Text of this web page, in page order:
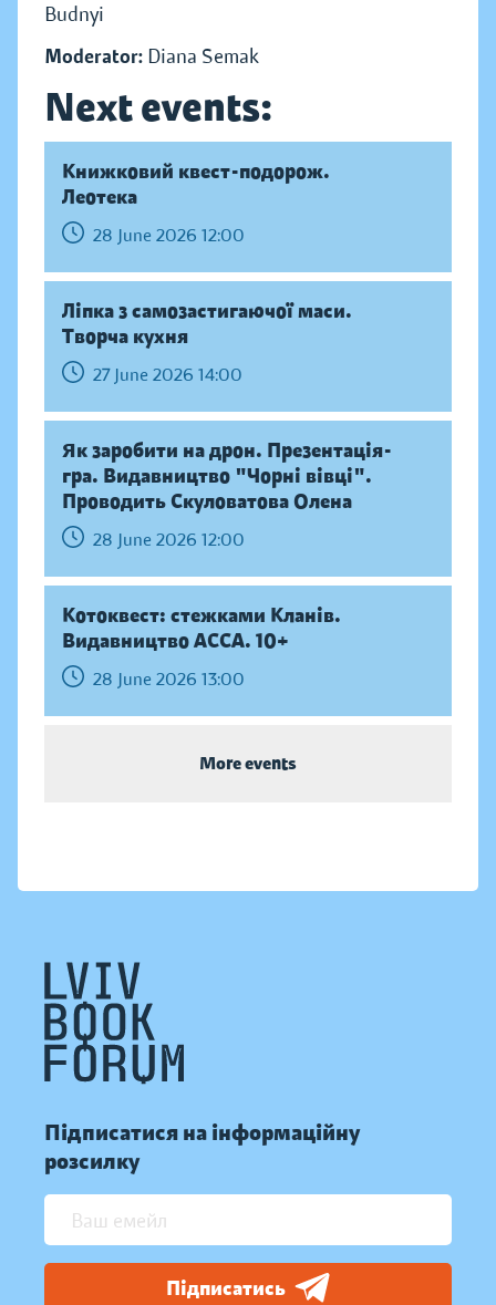
Budnyi
Moderator: Diana Semak
Next events:
Книжковий квест-подорож.
Леотека
28 June 2026 12:00
Ліпка з самозастигаючої маси.
Творча кухня
27 June 2026 14:00
Як заробити на дрон. Презентація-
гра. Видавництво "Чорні вівці".
Проводить Скуловатова Олена
28 June 2026 12:00
Котоквест: стежками Кланів.
Видавництво АССА. 10+
28 June 2026 13:00
More events
Підписатися на інформаційну
розсилку
Підписатись